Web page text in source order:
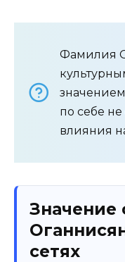
Фамилия
по себе
влияния
Значение
сетях